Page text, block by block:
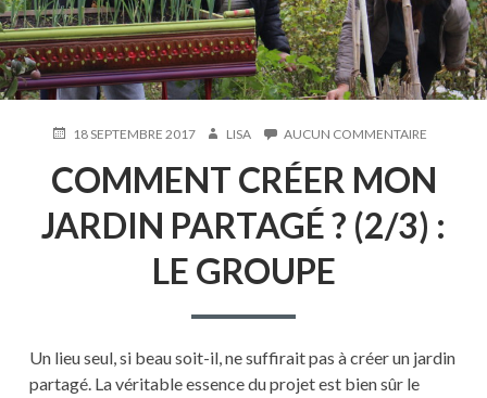
PUBLIÉ18 SEPTEMBRE 2017 AUTEUR
LISA AUCUN COMMENTAIRE
CRÉER
MON
PARTAGÉ
COMMENT CRÉER MON
JARDIN PARTAGÉ ? (2/3) :
LE GROUPE
Un lieu seul, si beau soit-il, ne suffirait pas à créer un jardin
partagé. La véritable essence du projet est bien sûr le